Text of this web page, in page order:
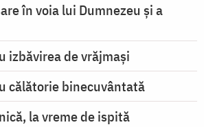
în voia lui Dumnezeu şi a
izbăvirea de vrăjmași
călătorie binecuvântată
la vreme de ispită